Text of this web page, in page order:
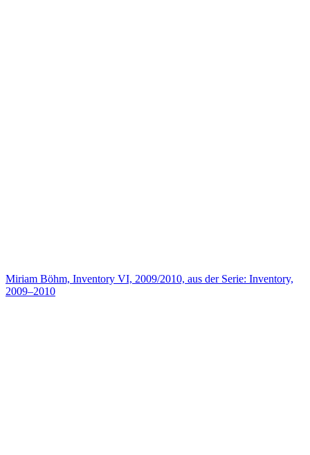
Miriam Böhm, Inventory VI, 2009/2010, aus der Serie: Inventory,
2009–2010